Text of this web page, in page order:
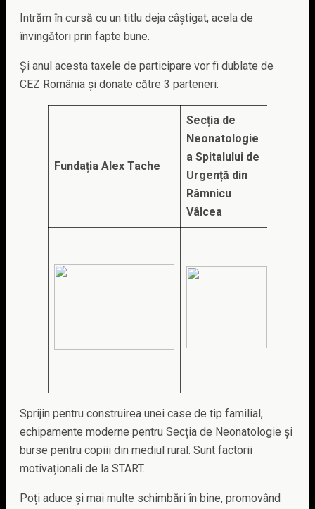
Intrăm în cursă cu un titlu deja câștigat, acela de
învingători prin fapte bune.
Și anul acesta taxele de participare vor fi dublate de
CEZ România și donate către 3 parteneri:
Fundația Alex Tache
Secția de
Neonatologie
a Spitalului de
Urgență din
Râmnicu
Vâlcea
Sprijin pentru construirea unei case de tip familial,
echipamente moderne pentru Secția de Neonatologie și
burse pentru copiii din mediul rural. Sunt factorii
motivaționali de la START.
Poți aduce și mai multe schimbări în bine, promovând